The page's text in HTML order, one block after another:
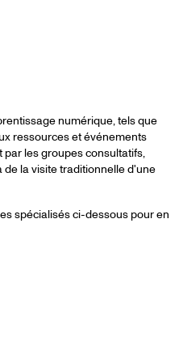
numérique, tels que
ressources et événements
par les groupes consultatifs,
la visite traditionnelle d'une
spécialisés ci-dessous pour en